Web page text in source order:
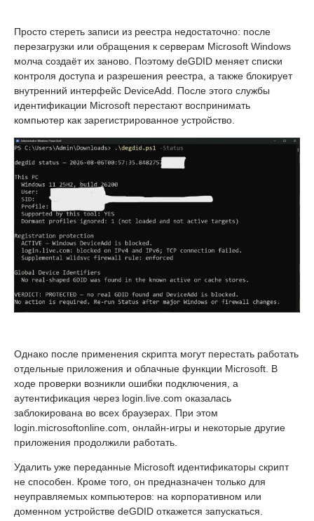
Просто стереть записи из реестра недостаточно: после
перезагрузки или обращения к серверам Microsoft Windows
молча создаёт их заново. Поэтому deGDID меняет списки
контроля доступа и разрешения реестра, а также блокирует
внутренний интерфейс DeviceAdd. После этого службы
идентификации Microsoft перестают воспринимать
компьютер как зарегистрированное устройство.
Однако после применения скрипта могут перестать работать
отдельные приложения и облачные функции Microsoft. В
ходе проверки возникли ошибки подключения, а
аутентификация через login.live.com оказалась
заблокирована во всех браузерах. При этом
login.microsoftonline.com, онлайн-игры и некоторые другие
приложения продолжили работать.
Удалить уже переданные Microsoft идентификаторы скрипт
не способен. Кроме того, он предназначен только для
неуправляемых компьютеров: на корпоративном или
доменном устройстве deGDID откажется запускаться.